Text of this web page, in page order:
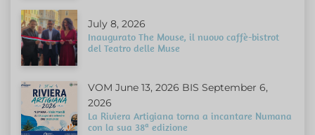
July 8, 2026
Inaugurato The Mouse, il nuovo caffè-bistrot
del Teatro delle Muse
VOM June 13, 2026 BIS September 6,
2026
La Riviera Artigiana torna a incantare Numana
con la sua 38ª edizione